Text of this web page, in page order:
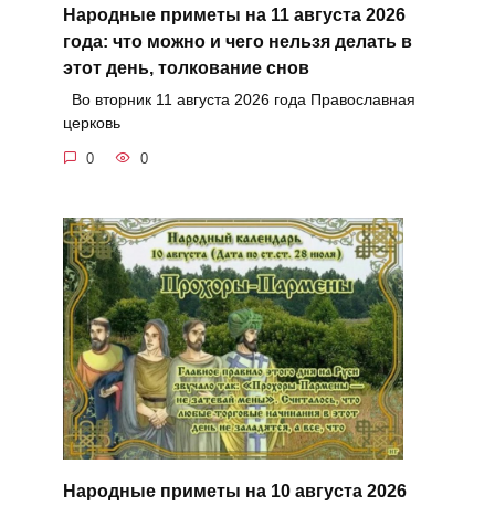
Народные приметы на 11 августа 2026
года: что можно и чего нельзя делать в
этот день, толкование снов
Во вторник 11 августа 2026 года Православная
церковь
0 0
Народные приметы на 10 августа 2026